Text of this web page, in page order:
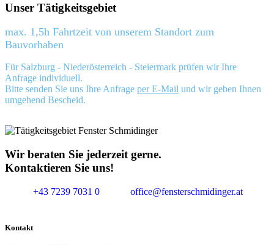
Unser Tätigkeitsgebiet
max. 1,5h Fahrtzeit von unserem Standort zum
Bauvorhaben
Für Salzburg - Niederösterreich - Steiermark prüfen wir Ihre
Anfrage individuell.
Bitte senden Sie uns Ihre Anfrage per E-Mail und wir geben Ihnen
umgehend Bescheid.
Wir beraten Sie jederzeit gerne.
Kontaktieren Sie uns!
+43 7239 7031 0 office@fensterschmidinger.at
Kontakt